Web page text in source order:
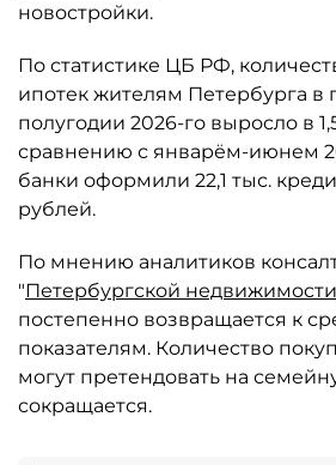
новостройки.
По статистике ЦБ РФ,
ипотек жителям Петербурга в
полугодии 2026-го выросло в
сравнению с январём-июнем
банки оформили 22,1 тыс.
рублей.
По мнению аналитиков
"Петербургской недвижимости
постепенно возвращается к
показателям. Количество
могут претендовать на
сокращается.